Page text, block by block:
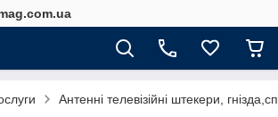
Антенні телевізійні штекери,